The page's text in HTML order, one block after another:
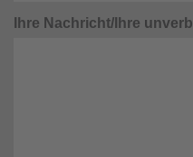
Ihre Nachricht/Ihre